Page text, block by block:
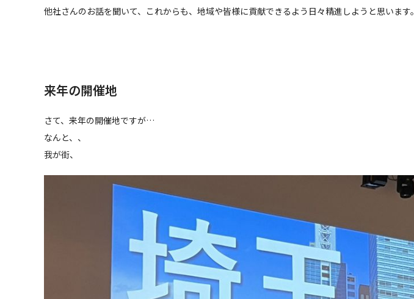
他社さんのお話を聞いて、これからも、地域や皆様に貢献できるよう日々精進しようと思います。
来年の開催地
さて、来年の開催地ですが…
なんと、、
我が街、